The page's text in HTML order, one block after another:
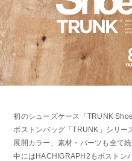
初のシューズケース「TRUNK
ボストンバッグ「TRUNK」シリー
展開カラー、素材・パーツも全て統
中にはHACHIGRAPH2もボストン